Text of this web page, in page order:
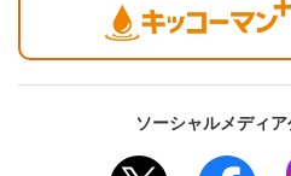
ソーシャルメディ